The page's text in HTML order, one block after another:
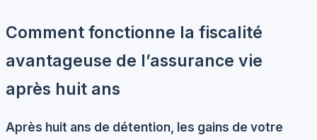
Comment fonctionne la fiscalité
avantageuse de l’assurance vie
après huit ans
Après huit ans de détention, les gains de votre